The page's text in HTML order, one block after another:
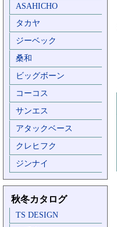
ASAHICHO
タカヤ
ジーベック
桑和
ビッグボーン
コーコス
サンエス
アタックベース
クレヒフク
ジンナイ
秋冬カタログ
TS DESIGN